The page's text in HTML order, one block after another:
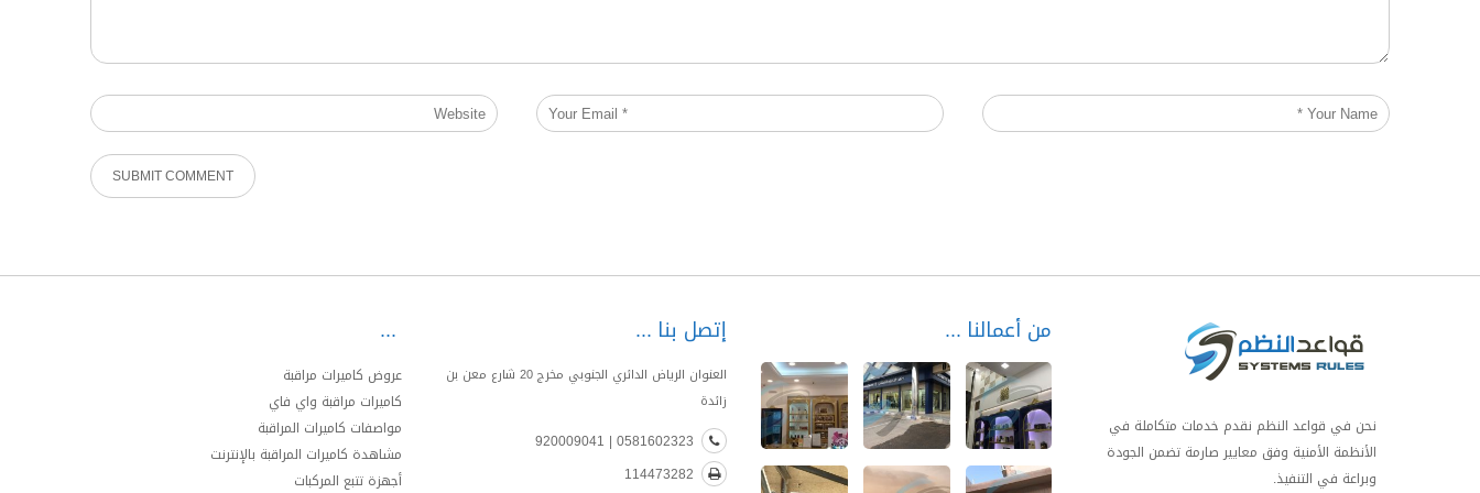
نحن في قواعد النظم نقدم خدمات متكاملة في
الأنظمة الأمنية وفق معايير صارمة تضمن الجودة
وبراعة في التنفيذ.
من أعمالنا إتصل بنا
العنوان الرياض الدائري الجنوبي مخرج 20 شارع معن بن
زائدة
0581602323 | 920009041
114473282
عروض كاميرات مراقبة
كاميرات مراقبة واي فاي
مواصفات كاميرات المراقبة
مشاهدة كاميرات المراقبة بالإنترنت
أجهزة تتبع المركبات